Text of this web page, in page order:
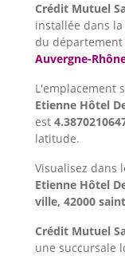
Crédit Mutuel
installée dans
du département
Auvergne-
L'emplacement
Etienne Hôtel
est
latitude.
Visualisez dans
Etienne Hôtel
ville, 42000
Crédit Mutuel
une succursale